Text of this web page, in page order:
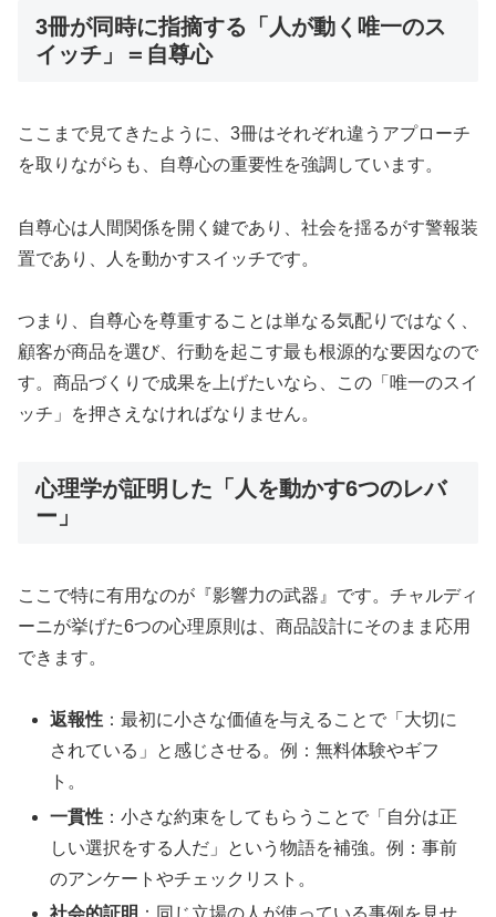
3冊が同時に指摘する「人が動く唯一のス
イッチ」＝自尊心
ここまで見てきたように、3冊はそれぞれ違うアプローチ
を取りながらも、自尊心の重要性を強調しています。
自尊心は人間関係を開く鍵であり、社会を揺るがす警報装
置であり、人を動かすスイッチです。
つまり、自尊心を尊重することは単なる気配りではなく、
顧客が商品を選び、行動を起こす最も根源的な要因なので
す。商品づくりで成果を上げたいなら、この「唯一のスイ
ッチ」を押さえなければなりません。
心理学が証明した「人を動かす6つのレバ
ー」
ここで特に有用なのが『影響力の武器』です。チャルディ
ーニが挙げた6つの心理原則は、商品設計にそのまま応用
できます。
返報性 ：最初に小さな価値を与えることで「大切に
されている」と感じさせる。例：無料体験やギフ
ト。
一貫性 ：小さな約束をしてもらうことで「自分は正
しい選択をする人だ」という物語を補強。例：事前
のアンケートやチェックリスト。
社会的証明 ：同じ立場の人が使っている事例を見せ